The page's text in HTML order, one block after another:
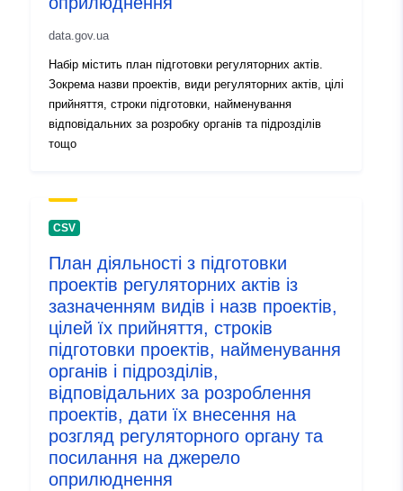
data.gov.ua
Набір містить план підготовки регуляторних актів.
Зокрема назви проектів, види регуляторних актів, цілі
прийняття, строки підготовки, найменування
відповідальних за розробку органів та підрозділів
тощо
CSV
План діяльності з підготовки
проектів регуляторних актів із
зазначенням видів і назв проектів,
цілей їх прийняття, строків
підготовки проектів, найменування
органів і підрозділів,
відповідальних за розроблення
проектів, дати їх внесення на
розгляд регуляторного органу та
посилання на джерело
оприлюднення